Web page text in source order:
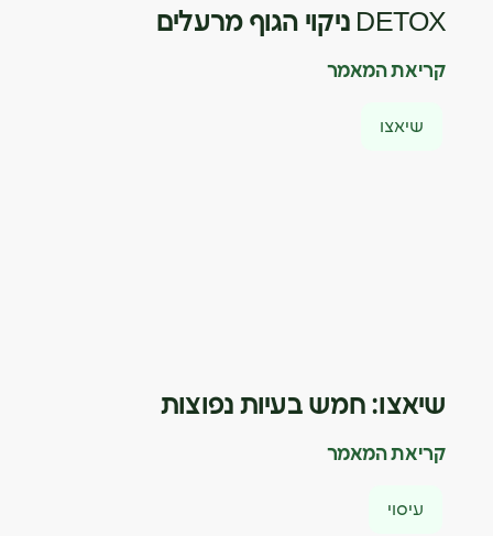
DETOX ניקוי הגוף מרעלים
קריאת המאמר
שיאצו
שיאצו: חמש בעיות נפוצות
קריאת המאמר
עיסוי